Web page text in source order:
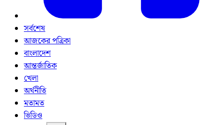
সর্বশেষ
আজকের পত্রিকা
বাংলাদেশ
আন্তর্জাতিক
খেলা
অর্থনীতি
মতামত
ভিডিও